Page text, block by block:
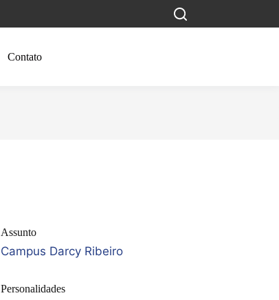
Contato
Assunto
Campus Darcy Ribeiro
Personalidades